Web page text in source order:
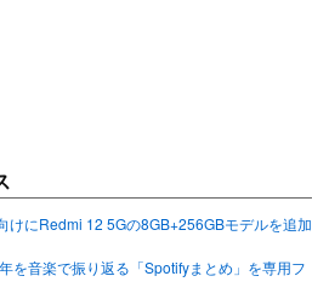
けにRedmi 12 5Gの8GB+256GBモデルを追加
を音楽で振り返る「Spotifyまとめ」を専用フ